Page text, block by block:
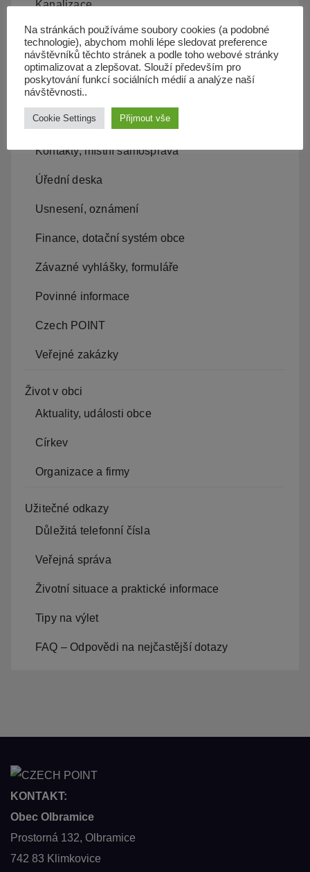
Kanalizace
Územní plán
Občan server
Dopravní obslužnost
Obecní úřad
Kontakty, místní samospráva
Úřední deska
Usnesení, oznámení
Finance, dotační systém obce
Závazné vyhlášky, formuláře
Povinné informace
Czech POINT
Veřejné zakázky
Život v obci
Aktuality, události obce
Církev
Organizace a firmy
Užitečné odkazy
Důležitá telefonní čísla
Veřejná správa
Životní situace a praktické informace
Tipy na výlet
FAQ – Odpovědi na nejčastější dotazy
KONTAKT:
Obec Olbramice
Prostorná 132, Olbramice
742 83 Klimkovice
Na stránkách používáme soubory cookies (a podobné
technologie), abychom mohli lépe sledovat preference
návštěvníků těchto stránek a podle toho webové stránky
optimalizovat a zlepšovat. Slouží především pro
poskytování funkcí sociálních médií a analýze naší
návštěvnosti..
Cookie Settings Přijmout vše